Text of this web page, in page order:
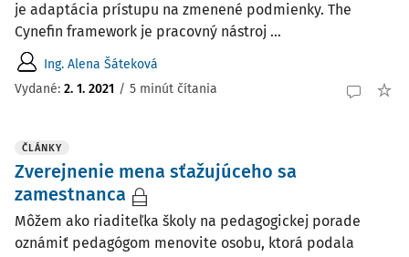
je adaptácia prístupu na zmenené podmienky. The
Cynefin framework je pracovný nástroj ...
Ing. Alena Šáteková
Vydané: 2. 1. 2021 / 5 minút čítania
ČLÁNKY
Zverejnenie mena sťažujúceho sa
zamestnanca
Môžem ako riaditeľka školy na pedagogickej porade
oznámiť pedagógom menovite osobu, ktorá podala